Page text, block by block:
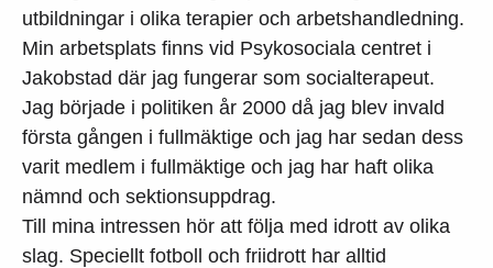
utbildningar i olika terapier och arbetshandledning.
Min arbetsplats finns vid Psykosociala centret i
Jakobstad där jag fungerar som socialterapeut.
Jag började i politiken år 2000 då jag blev invald
första gången i fullmäktige och jag har sedan dess
varit medlem i fullmäktige och jag har haft olika
nämnd och sektionsuppdrag.
Till mina intressen hör att följa med idrott av olika
slag. Speciellt fotboll och friidrott har alltid